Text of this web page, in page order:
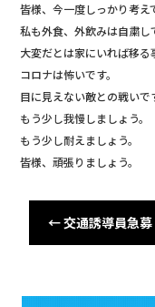
皆様、今一度しっかり考え
私も外食、外飲みは自粛し
大変だとは家にいれば移る
コロナは怖いです。
目に見えない敵との戦いで
もう少し我慢しましょう。
もう少し耐えましょう。
皆様、頑張りましょう。
←交通誘導員急募